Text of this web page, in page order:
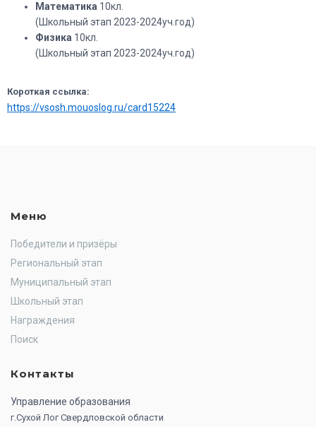
Математика 10кл.
(Школьный этап 2023-2024уч.год)
Физика 10кл.
(Школьный этап 2023-2024уч.год)
Короткая ссылка:
https://vsosh.mouoslog.ru/card15224
Меню
Победители и призёры
Региональный этап
Муниципальный этап
Школьный этап
Награждения
Поиск
Контакты
Управление образования
г.Сухой Лог Свердловской области